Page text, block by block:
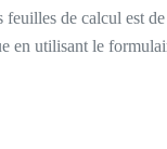
feuilles de calcul est
en utilisant le